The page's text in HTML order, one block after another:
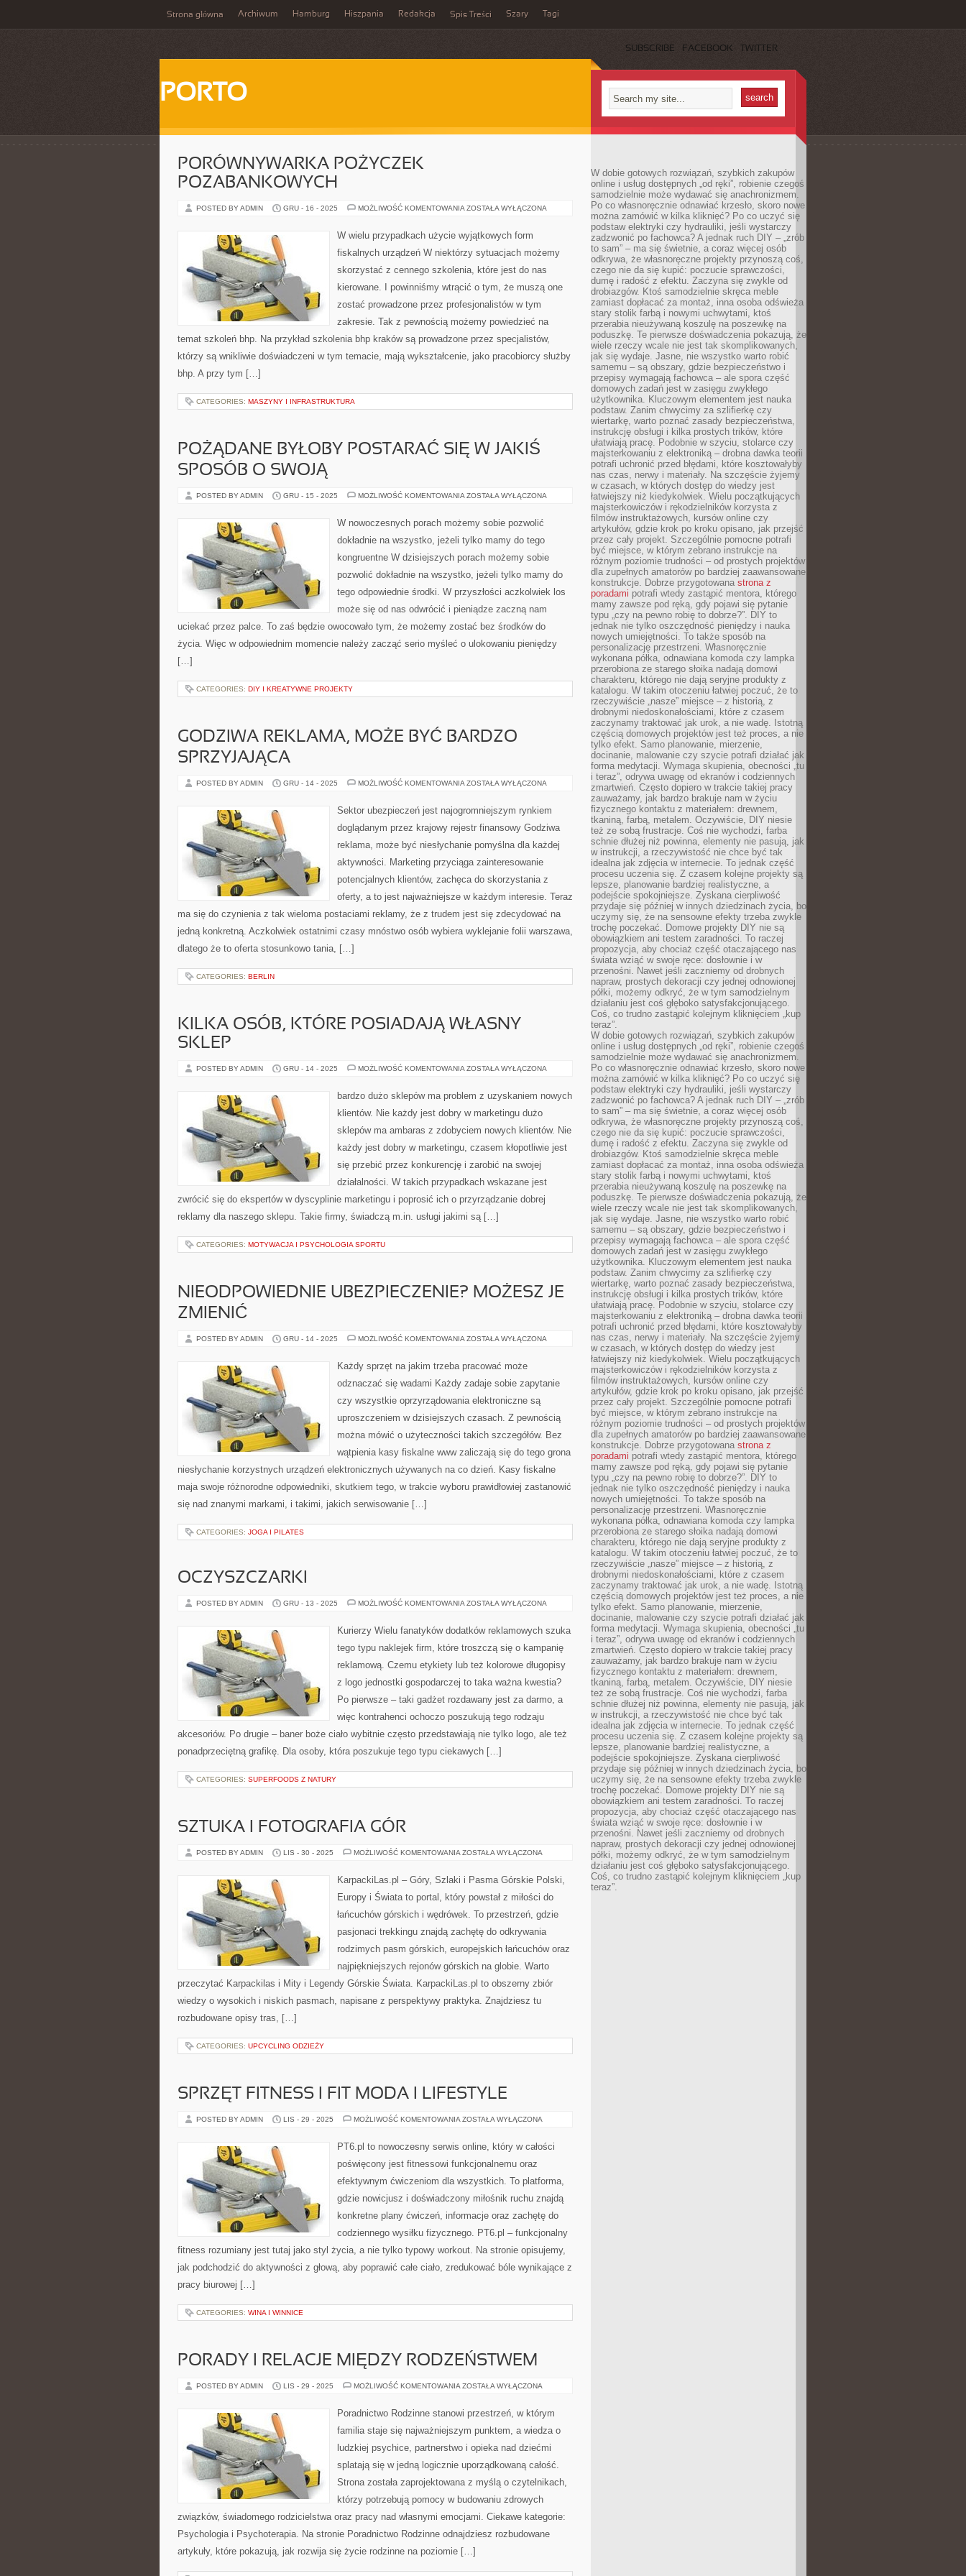
Strona główna Archiwum Hamburg Hiszpania Redakcja Spis Treści Szary Tagi
SUBSCRIBE FACEBOOK TWITTER
PORTO
PORÓWNYWARKA POŻYCZEK
POZABANKOWYCH
POSTED BY ADMIN GRU - 16 - 2025 MOŻLIWOŚĆ KOMENTOWANIA PORÓWNYWARKA
ZOSTAŁA WYŁĄCZONA
W wielu przypadkach użycie wyjątkowych form
fiskalnych urządzeń W niektórzy sytuacjach możemy
skorzystać z cennego szkolenia, które jest do nas
kierowane. I powinniśmy wtrącić o tym, że muszą one
zostać prowadzone przez profesjonalistów w tym
zakresie. Tak z pewnością możemy powiedzieć na
temat szkoleń bhp. Na przykład szkolenia bhp kraków są prowadzone przez specjalistów,
którzy są wnikliwie doświadczeni w tym temacie, mają wykształcenie, jako pracobiorcy służby
bhp. A przy tym […]
CATEGORIES: MASZYNY I INFRASTRUKTURA
POŻĄDANE BYŁOBY POSTARAĆ SIĘ W JAKIŚ
SPOSÓB O SWOJĄ
POSTED BY ADMIN GRU - 15 - 2025 MOŻLIWOŚĆ KOMENTOWANIA POŻĄDANE
W
SPOSÓB
SWOJĄ
ZOSTAŁA WYŁĄCZONA
W nowoczesnych porach możemy sobie pozwolić
dokładnie na wszystko, jeżeli tylko mamy do tego
kongruentne W dzisiejszych porach możemy sobie
pozwolić dokładnie na wszystko, jeżeli tylko mamy do
tego odpowiednie środki. W przyszłości aczkolwiek los
może się od nas odwrócić i pieniądze zaczną nam
uciekać przez palce. To zaś będzie owocowało tym, że możemy zostać bez środków do
życia. Więc w odpowiednim momencie należy zacząć serio myśleć o ulokowaniu pieniędzy
[…]
CATEGORIES: DIY I KREATYWNE PROJEKTY
GODZIWA REKLAMA, MOŻE BYĆ BARDZO
SPRZYJAJĄCA
POSTED BY ADMIN GRU - 14 - 2025 MOŻLIWOŚĆ KOMENTOWANIA GODZIWA
BARDZO
ZOSTAŁA WYŁĄCZONA
Sektor ubezpieczeń jest najogromniejszym rynkiem
doglądanym przez krajowy rejestr finansowy Godziwa
reklama, może być niesłychanie pomyślna dla każdej
aktywności. Marketing przyciąga zainteresowanie
potencjalnych klientów, zachęca do skorzystania z
oferty, a to jest najważniejsze w każdym interesie. Teraz
ma się do czynienia z tak wieloma postaciami reklamy, że z trudem jest się zdecydować na
jedną konkretną. Aczkolwiek ostatnimi czasy mnóstwo osób wybiera wyklejanie folii warszawa,
dlatego że to oferta stosunkowo tania, […]
CATEGORIES: BERLIN
KILKA OSÓB, KTÓRE POSIADAJĄ WŁASNY
SKLEP
POSTED BY ADMIN GRU - 14 - 2025 MOŻLIWOŚĆ KOMENTOWANIA KILKA
WŁASNY
ZOSTAŁA WYŁĄCZONA
bardzo dużo sklepów ma problem z uzyskaniem nowych
klientów. Nie każdy jest dobry w marketingu dużo
sklepów ma ambaras z zdobyciem nowych klientów. Nie
każdy jest dobry w marketingu, czasem kłopotliwie jest
się przebić przez konkurencję i zarobić na swojej
działalności. W takich przypadkach wskazane jest
zwrócić się do ekspertów w dyscyplinie marketingu i poprosić ich o przyrządzanie dobrej
reklamy dla naszego sklepu. Takie firmy, świadczą m.in. usługi jakimi są […]
CATEGORIES: MOTYWACJA I PSYCHOLOGIA SPORTU
NIEODPOWIEDNIE UBEZPIECZENIE? MOŻESZ JE
ZMIENIĆ
POSTED BY ADMIN GRU - 14 - 2025 MOŻLIWOŚĆ KOMENTOWANIA NIEODPOWIEDNIE
ZMIENIĆ
ZOSTAŁA WYŁĄCZONA
Każdy sprzęt na jakim trzeba pracować może
odznaczać się wadami Każdy zadaje sobie zapytanie
czy wszystkie oprzyrządowania elektroniczne są
uproszczeniem w dzisiejszych czasach. Z pewnością
można mówić o użyteczności takich szczegółów. Bez
wątpienia kasy fiskalne www zaliczają się do tego grona
niesłychanie korzystnych urządzeń elektronicznych używanych na co dzień. Kasy fiskalne
maja swoje różnorodne odpowiedniki, skutkiem tego, w trakcie wyboru prawidłowiej zastanowić
się nad znanymi markami, i takimi, jakich serwisowanie […]
CATEGORIES: JOGA I PILATES
OCZYSZCZARKI
POSTED BY ADMIN GRU - 13 - 2025 MOŻLIWOŚĆ KOMENTOWANIA OCZYSZCZARKI
ZOSTAŁA WYŁĄCZONA
Kurierzy Wielu fanatyków dodatków reklamowych szuka
tego typu naklejek firm, które troszczą się o kampanię
reklamową. Czemu etykiety lub też kolorowe długopisy
z logo jednostki gospodarczej to taka ważna kwestia?
Po pierwsze – taki gadżet rozdawany jest za darmo, a
więc kontrahenci ochoczo poszukują tego rodzaju
akcesoriów. Po drugie – baner boże ciało wybitnie często przedstawiają nie tylko logo, ale też
ponadprzeciętną grafikę. Dla osoby, która poszukuje tego typu ciekawych […]
CATEGORIES: SUPERFOODS Z NATURY
SZTUKA I FOTOGRAFIA GÓR
POSTED BY ADMIN LIS - 30 - 2025 MOŻLIWOŚĆ KOMENTOWANIA SZTUKA
GÓR
ZOSTAŁA WYŁĄCZONA
KarpackiLas.pl – Góry, Szlaki i Pasma Górskie Polski,
Europy i Świata to portal, który powstał z miłości do
łańcuchów górskich i wędrówek. To przestrzeń, gdzie
pasjonaci trekkingu znajdą zachętę do odkrywania
rodzimych pasm górskich, europejskich łańcuchów oraz
najpiękniejszych rejonów górskich na globie. Warto
przeczytać Karpackilas i Mity i Legendy Górskie Świata. KarpackiLas.pl to obszerny zbiór
wiedzy o wysokich i niskich pasmach, napisane z perspektywy praktyka. Znajdziesz tu
rozbudowane opisy tras, […]
CATEGORIES: UPCYCLING ODZIEŻY
SPRZĘT FITNESS I FIT MODA I LIFESTYLE
POSTED BY ADMIN LIS - 29 - 2025 MOŻLIWOŚĆ KOMENTOWANIA SPRZĘT
MODA
LIFESTYLE
ZOSTAŁA WYŁĄCZONA
PT6.pl to nowoczesny serwis online, który w całości
poświęcony jest fitnessowi funkcjonalnemu oraz
efektywnym ćwiczeniom dla wszystkich. To platforma,
gdzie nowicjusz i doświadczony miłośnik ruchu znajdą
konkretne plany ćwiczeń, informacje oraz zachętę do
codziennego wysiłku fizycznego. PT6.pl – funkcjonalny
fitness rozumiany jest tutaj jako styl życia, a nie tylko typowy workout. Na stronie opisujemy,
jak podchodzić do aktywności z głową, aby poprawić całe ciało, zredukować bóle wynikające z
pracy biurowej […]
CATEGORIES: WINA I WINNICE
PORADY I RELACJE MIĘDZY RODZEŃSTWEM
POSTED BY ADMIN LIS - 29 - 2025 MOŻLIWOŚĆ KOMENTOWANIA PORADY
MIĘDZY
RODZEŃSTWEM
ZOSTAŁA WYŁĄCZONA
Poradnictwo Rodzinne stanowi przestrzeń, w którym
familia staje się najważniejszym punktem, a wiedza o
ludzkiej psychice, partnerstwo i opieka nad dziećmi
splatają się w jedną logicznie uporządkowaną całość.
Strona została zaprojektowana z myślą o czytelnikach,
którzy potrzebują pomocy w budowaniu zdrowych
związków, świadomego rodzicielstwa oraz pracy nad własnymi emocjami. Ciekawe kategorie:
Psychologia i Psychoterapia. Na stronie Poradnictwo Rodzinne odnajdziesz rozbudowane
artykuły, które pokazują, jak rozwija się życie rodzinne na poziomie […]
W dobie gotowych rozwiązań, szybkich zakupów
online i usług dostępnych „od ręki”, robienie czegoś
samodzielnie może wydawać się anachronizmem.
Po co własnoręcznie odnawiać krzesło, skoro nowe
można zamówić w kilka kliknięć? Po co uczyć się
podstaw elektryki czy hydrauliki, jeśli wystarczy
zadzwonić po fachowca? A jednak ruch DIY – „zrób
to sam” – ma się świetnie, a coraz więcej osób
odkrywa, że własnoręczne projekty przynoszą coś,
czego nie da się kupić: poczucie sprawczości,
dumę i radość z efektu. Zaczyna się zwykle od
drobiazgów. Ktoś samodzielnie skręca meble
zamiast dopłacać za montaż, inna osoba odświeża
stary stolik farbą i nowymi uchwytami, ktoś
przerabia nieużywaną koszulę na poszewkę na
poduszkę. Te pierwsze doświadczenia pokazują, że
wiele rzeczy wcale nie jest tak skomplikowanych,
jak się wydaje. Jasne, nie wszystko warto robić
samemu – są obszary, gdzie bezpieczeństwo i
przepisy wymagają fachowca – ale spora część
domowych zadań jest w zasięgu zwykłego
użytkownika. Kluczowym elementem jest nauka
podstaw. Zanim chwycimy za szlifierkę czy
wiertarkę, warto poznać zasady bezpieczeństwa,
instrukcję obsługi i kilka prostych trików, które
ułatwiają pracę. Podobnie w szyciu, stolarce czy
majsterkowaniu z elektroniką – drobna dawka teorii
potrafi uchronić przed błędami, które kosztowałyby
nas czas, nerwy i materiały. Na szczęście żyjemy
w czasach, w których dostęp do wiedzy jest
łatwiejszy niż kiedykolwiek. Wielu początkujących
majsterkowiczów i rękodzielników korzysta z
filmów instruktażowych, kursów online czy
artykułów, gdzie krok po kroku opisano, jak przejść
przez cały projekt. Szczególnie pomocne potrafi
być miejsce, w którym zebrano instrukcje na
różnym poziomie trudności – od prostych projektów
dla zupełnych amatorów po bardziej zaawansowane
konstrukcje. Dobrze przygotowana strona z
poradami potrafi wtedy zastąpić mentora, którego
mamy zawsze pod ręką, gdy pojawi się pytanie
typu „czy na pewno robię to dobrze?”. DIY to
jednak nie tylko oszczędność pieniędzy i nauka
nowych umiejętności. To także sposób na
personalizację przestrzeni. Własnoręcznie
wykonana półka, odnawiana komoda czy lampka
przerobiona ze starego słoika nadają domowi
charakteru, którego nie dają seryjne produkty z
katalogu. W takim otoczeniu łatwiej poczuć, że to
rzeczywiście „nasze” miejsce – z historią, z
drobnymi niedoskonałościami, które z czasem
zaczynamy traktować jak urok, a nie wadę. Istotną
częścią domowych projektów jest też proces, a nie
tylko efekt. Samo planowanie, mierzenie,
docinanie, malowanie czy szycie potrafi działać jak
forma medytacji. Wymaga skupienia, obecności „tu
i teraz”, odrywa uwagę od ekranów i codziennych
zmartwień. Często dopiero w trakcie takiej pracy
zauważamy, jak bardzo brakuje nam w życiu
fizycznego kontaktu z materiałem: drewnem,
tkaniną, farbą, metalem. Oczywiście, DIY niesie
też ze sobą frustracje. Coś nie wychodzi, farba
schnie dłużej niż powinna, elementy nie pasują, jak
w instrukcji, a rzeczywistość nie chce być tak
idealna jak zdjęcia w internecie. To jednak część
procesu uczenia się. Z czasem kolejne projekty są
lepsze, planowanie bardziej realistyczne, a
podejście spokojniejsze. Zyskana cierpliwość
przydaje się później w innych dziedzinach życia, bo
uczymy się, że na sensowne efekty trzeba zwykle
trochę poczekać. Domowe projekty DIY nie są
obowiązkiem ani testem zaradności. To raczej
propozycja, aby chociaż część otaczającego nas
świata wziąć w swoje ręce: dosłownie i w
przenośni. Nawet jeśli zaczniemy od drobnych
napraw, prostych dekoracji czy jednej odnowionej
półki, możemy odkryć, że w tym samodzielnym
działaniu jest coś głęboko satysfakcjonującego.
Coś, co trudno zastąpić kolejnym kliknięciem „kup
teraz”.
W dobie gotowych rozwiązań, szybkich zakupów
online i usług dostępnych „od ręki”, robienie czegoś
samodzielnie może wydawać się anachronizmem.
Po co własnoręcznie odnawiać krzesło, skoro nowe
można zamówić w kilka kliknięć? Po co uczyć się
podstaw elektryki czy hydrauliki, jeśli wystarczy
zadzwonić po fachowca? A jednak ruch DIY – „zrób
to sam” – ma się świetnie, a coraz więcej osób
odkrywa, że własnoręczne projekty przynoszą coś,
czego nie da się kupić: poczucie sprawczości,
dumę i radość z efektu. Zaczyna się zwykle od
drobiazgów. Ktoś samodzielnie skręca meble
zamiast dopłacać za montaż, inna osoba odświeża
stary stolik farbą i nowymi uchwytami, ktoś
przerabia nieużywaną koszulę na poszewkę na
poduszkę. Te pierwsze doświadczenia pokazują, że
wiele rzeczy wcale nie jest tak skomplikowanych,
jak się wydaje. Jasne, nie wszystko warto robić
samemu – są obszary, gdzie bezpieczeństwo i
przepisy wymagają fachowca – ale spora część
domowych zadań jest w zasięgu zwykłego
użytkownika. Kluczowym elementem jest nauka
podstaw. Zanim chwycimy za szlifierkę czy
wiertarkę, warto poznać zasady bezpieczeństwa,
instrukcję obsługi i kilka prostych trików, które
ułatwiają pracę. Podobnie w szyciu, stolarce czy
majsterkowaniu z elektroniką – drobna dawka teorii
potrafi uchronić przed błędami, które kosztowałyby
nas czas, nerwy i materiały. Na szczęście żyjemy
w czasach, w których dostęp do wiedzy jest
łatwiejszy niż kiedykolwiek. Wielu początkujących
majsterkowiczów i rękodzielników korzysta z
filmów instruktażowych, kursów online czy
artykułów, gdzie krok po kroku opisano, jak przejść
przez cały projekt. Szczególnie pomocne potrafi
być miejsce, w którym zebrano instrukcje na
różnym poziomie trudności – od prostych projektów
dla zupełnych amatorów po bardziej zaawansowane
konstrukcje. Dobrze przygotowana strona z
poradami potrafi wtedy zastąpić mentora, którego
mamy zawsze pod ręką, gdy pojawi się pytanie
typu „czy na pewno robię to dobrze?”. DIY to
jednak nie tylko oszczędność pieniędzy i nauka
nowych umiejętności. To także sposób na
personalizację przestrzeni. Własnoręcznie
wykonana półka, odnawiana komoda czy lampka
przerobiona ze starego słoika nadają domowi
charakteru, którego nie dają seryjne produkty z
katalogu. W takim otoczeniu łatwiej poczuć, że to
rzeczywiście „nasze” miejsce – z historią, z
drobnymi niedoskonałościami, które z czasem
zaczynamy traktować jak urok, a nie wadę. Istotną
częścią domowych projektów jest też proces, a nie
tylko efekt. Samo planowanie, mierzenie,
docinanie, malowanie czy szycie potrafi działać jak
forma medytacji. Wymaga skupienia, obecności „tu
i teraz”, odrywa uwagę od ekranów i codziennych
zmartwień. Często dopiero w trakcie takiej pracy
zauważamy, jak bardzo brakuje nam w życiu
fizycznego kontaktu z materiałem: drewnem,
tkaniną, farbą, metalem. Oczywiście, DIY niesie
też ze sobą frustracje. Coś nie wychodzi, farba
schnie dłużej niż powinna, elementy nie pasują, jak
w instrukcji, a rzeczywistość nie chce być tak
idealna jak zdjęcia w internecie. To jednak część
procesu uczenia się. Z czasem kolejne projekty są
lepsze, planowanie bardziej realistyczne, a
podejście spokojniejsze. Zyskana cierpliwość
przydaje się później w innych dziedzinach życia, bo
uczymy się, że na sensowne efekty trzeba zwykle
trochę poczekać. Domowe projekty DIY nie są
obowiązkiem ani testem zaradności. To raczej
propozycja, aby chociaż część otaczającego nas
świata wziąć w swoje ręce: dosłownie i w
przenośni. Nawet jeśli zaczniemy od drobnych
napraw, prostych dekoracji czy jednej odnowionej
półki, możemy odkryć, że w tym samodzielnym
działaniu jest coś głęboko satysfakcjonującego.
Coś, co trudno zastąpić kolejnym kliknięciem „kup
teraz”.